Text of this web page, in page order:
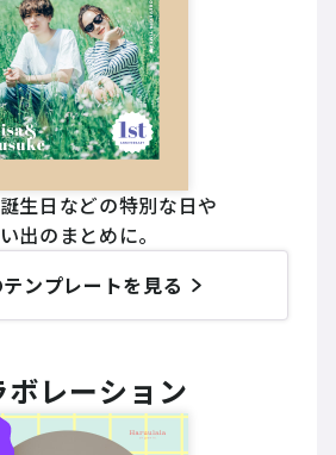
生日などの特別な日や
出のまとめに。
ンプレートを見る
ボレーション